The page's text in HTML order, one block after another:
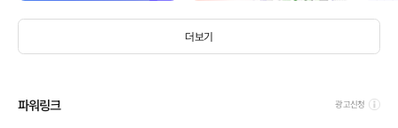
더보기
파워링크 광고신청